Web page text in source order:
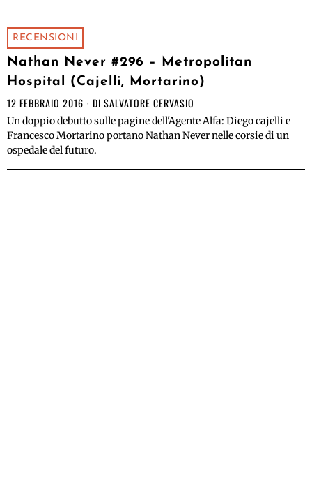
RECENSIONI
Nathan Never #296 – Metropolitan
Hospital (Cajelli, Mortarino)
12 FEBBRAIO 2016 DI SALVATORE CERVASIO
Un doppio debutto sulle pagine dell'Agente Alfa: Diego cajelli e
Francesco Mortarino portano Nathan Never nelle corsie di un
ospedale del futuro.